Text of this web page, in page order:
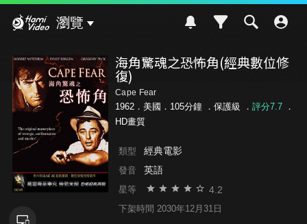
瀏覽
海角驚魂之恐怖角(經典數位修
復)
Cape Fear
1962．美國．105分鐘 ． 保護級 ． 評分7.7．
HD畫質
類型 經典電影
發音 英語
星等 4.2
下架時間 2030年12月31日